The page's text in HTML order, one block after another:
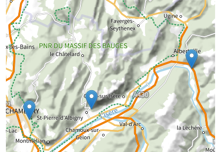
Chargement de la carte...